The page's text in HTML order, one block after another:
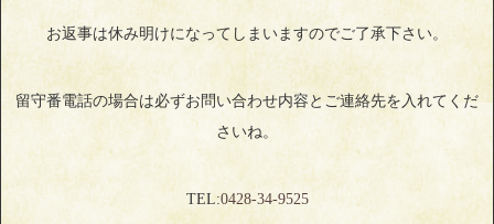
お返事は休み明けになってしまいますのでご了承下さい。
留守番電話の場合は必ずお問い合わせ内容とご連絡先を入れてくだ
さいね。
TEL:0428‐34‐9525